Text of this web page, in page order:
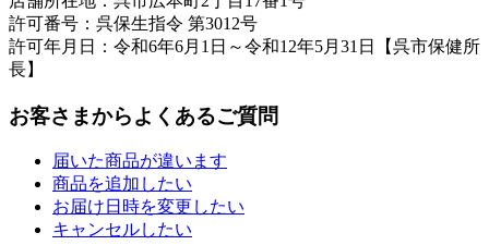
許可番号：呉保生指令 第3012号
許可年月日：令和6年6月1日～令和12年5月31日【呉市保健所
長】
お客さまからよくあるご質問
届いた商品が違います
商品を追加したい
お届け日時を変更したい
キャンセルしたい